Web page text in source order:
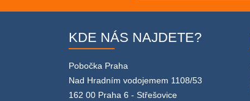
KDE NÁS NAJDETE?
Pobočka Praha
Nad Hradním vodojemem 1108/53
162 00 Praha 6 - Střešovice